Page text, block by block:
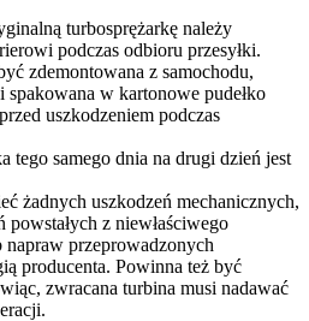
turbosprężarkę należy
podczas odbioru przesyłki.
zdemontowana z samochodu,
spakowana w kartonowe pudełko
uszkodzeniem podczas
tego samego dnia na drugi dzień jest
żadnych uszkodzeń mechanicznych,
powstałych z niewłaściwego
przeprowadzonych
producenta. Powinna też być
zwracana turbina musi nadawać